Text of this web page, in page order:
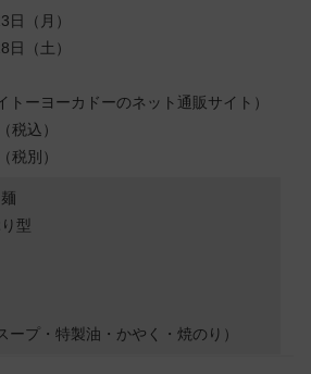
（月）
（土）
トーヨーカドーのネット通販サイト）
税込）
税別）
型
ープ・特製油・かやく・焼のり）